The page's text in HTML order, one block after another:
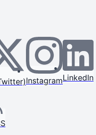
InstagramLinkedIn